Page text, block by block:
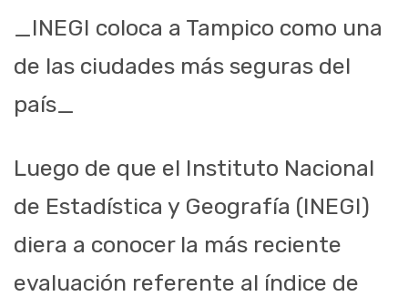
_INEGI coloca a Tampico como una
de las ciudades más seguras del
país_
Luego de que el Instituto Nacional
de Estadística y Geografía (INEGI)
diera a conocer la más reciente
evaluación referente al índice de